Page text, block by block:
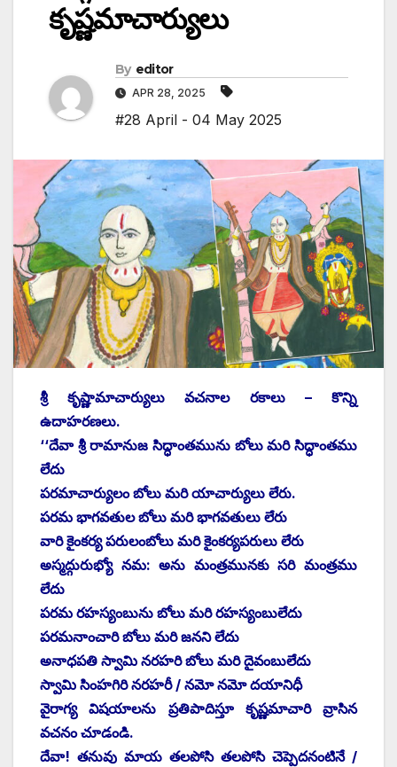
కృష్ణమాచార్యులు
By editor
APR 28, 2025
#28 April - 04 May 2025
శ్రీ ‌కృష్ణామాచార్యులు వచనాల రకాలు – కొన్ని
ఉదాహరణలు.
‘‘దేవా శ్రీ రామానుజ సిద్ధాంతమును బోలు మరి సిద్ధాంతము
లేదు
పరమాచార్యులం బోలు మరి యాచార్యులు లేరు.
పరమ భాగవతుల బోలు మరి భాగవతులు లేరు
వారి కైంకర్య పరులంబోలు మరి కైంకర్యపరులు లేరు
అస్మద్గురుభ్యో నమ: అను మంత్రమునకు సరి మంత్రము
లేదు
పరమ రహస్యంబును బోలు మరి రహస్యంబులేదు
పరమనాంచారి బోలు మరి జనని లేదు
అనాధపతి స్వామి నరహరి బోలు మరి దైవంబులేదు
స్వామి సింహగిరి నరహరీ / నమో నమో దయానిధీ
వైరాగ్య విషయాలను ప్రతిపాదిస్తూ కృష్ణమాచారి వ్రాసిన
వచనం చూడండి.
దేవా! తనువు మాయ తలపోసి తలపోసి చెప్పెదనంటినే /